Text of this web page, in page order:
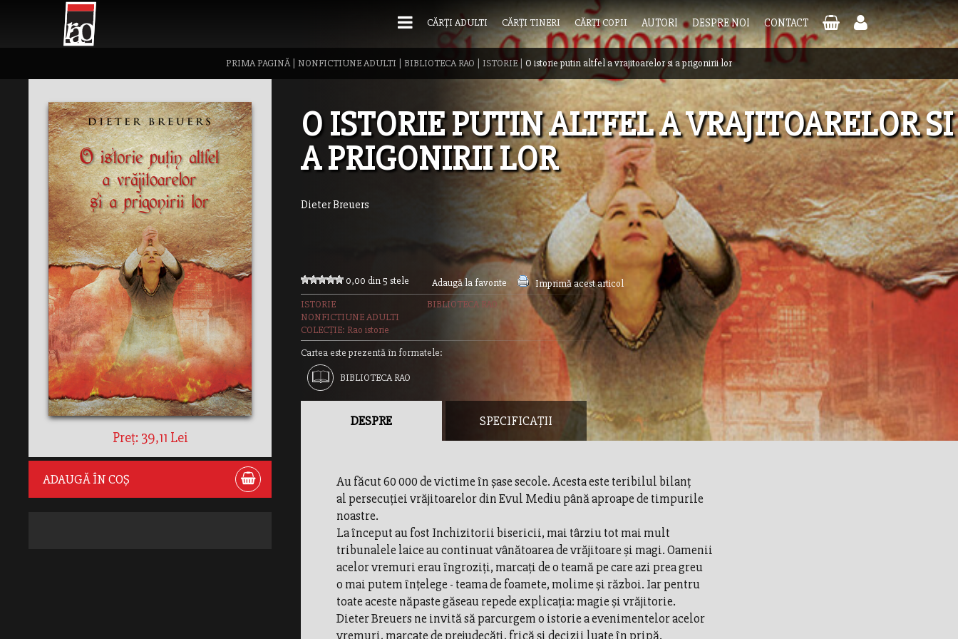
CĂRȚI ADULTI CĂRȚI TINERI CĂRȚI COPII AUTORI DESPRE NOI CONTACT
PRIMA PAGINĂ| NONFICTIUNE ADULTI BIBLIOTECA RAO ISTORIE| O istorie putin altfel a vrajitoarelor si a prigonirii lor
Preț: 39,11 Lei
ADAUGĂ ÎN COȘ
O ISTORIE PUTIN ALTFEL A VRAJITOARELOR SI
A PRIGONIRII LOR
Dieter Breuers
0,00 din 5 stele Adaugă la favorite
Imprimă acest articol
ISTORIE
BIBLIOTECA RAO
NONFICTIUNE ADULTI
COLECȚIE: Rao istorie
Cartea este prezentă în formatele:
BIBLIOTECA RAO
DESPRE SPECIFICAȚII
Au făcut 60 000 de victime în şase secole. Acesta este teribilul bilanţ
al persecuţiei vrăjitoarelor din Evul Mediu până aproape de timpurile
noastre.
La început au fost Inchizitorii bisericii, mai târziu tot mai mult
tribunalele laice au continuat vânătoarea de vrăjitoare şi magi. Oamenii
acelor vremuri erau îngroziţi, marcaţi de o teamă pe care azi prea greu
o mai putem înţelege - teama de foamete, molime şi război. Iar pentru
toate aceste năpaste găseau repede explicaţia: magie şi vrăjitorie.
Dieter Breuers ne invită să parcurgem o istorie a evenimentelor acelor
vremuri, marcate de prejudecăţi, frică şi decizii luate în pripă.